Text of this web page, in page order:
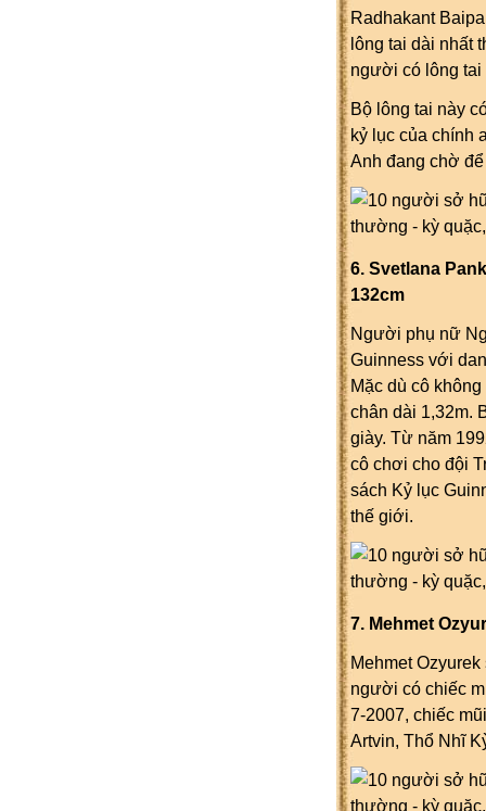
Radhakant
lông tai dài nhất
người có lông
Bộ lông tai này
kỷ lục của chính
Anh đang chờ
6. Svetlana
132cm
Người phụ nữ
Guinness với
Mặc dù cô
chân dài 1,32m.
giày. Từ năm
cô chơi cho đội
sách Kỷ lục
thế giới.
7. Mehmet
Mehmet
người có chiếc
7-2007, chiếc
Artvin, Thổ Nhĩ